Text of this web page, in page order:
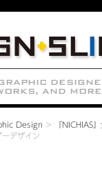
Design > 『NICHIAS
ーデザイン